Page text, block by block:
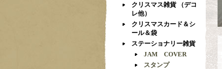
クリスマス雑貨 （デコ
レ他）
クリスマスカード＆シ
ール＆袋
ステーショナリー雑貨
JAM COVER
スタンプ